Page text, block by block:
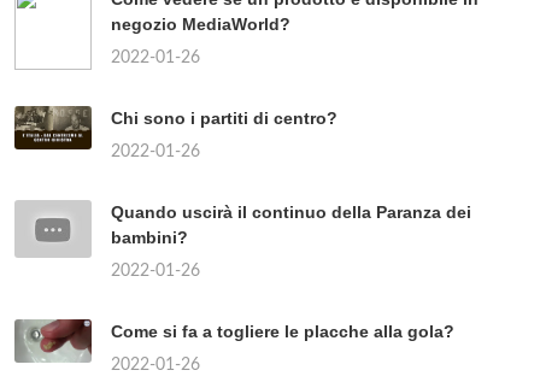
negozio MediaWorld?
2022-01-26
Chi sono i partiti di centro?
2022-01-26
Quando uscirà il continuo della Paranza dei
bambini?
2022-01-26
Come si fa a togliere le placche alla gola?
2022-01-26